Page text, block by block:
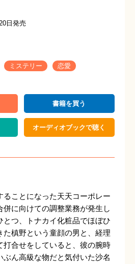
日発売
ミステリー 恋愛
書籍を買う
オーディオブックで聴く
ることになった天天コーポレー
併に向けての調整業務が発生し
とつ、トナカイ化粧品でほぼひ
た槙野という童顔の男と、経理
打合せをしていると、彼の腕時
ぶん高級な物だと気付いた沙名